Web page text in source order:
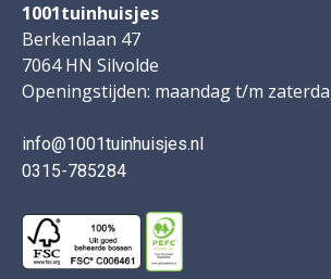
1001tuinhuisjes
Berkenlaan 47
7064 HN Silvolde
Openingstijden: maandag t/m
info@1001tuinhuisjes.nl
0315-785284